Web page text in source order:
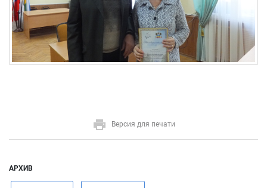
Версия для печати
АРХИВ